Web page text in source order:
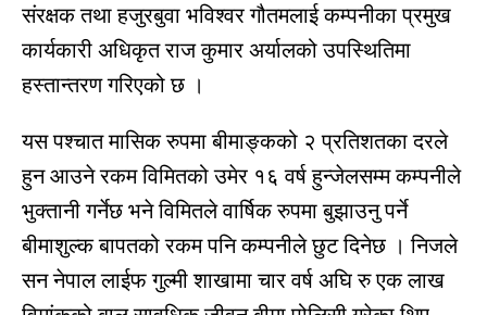
संरक्षक तथा हजुरबुवा भविश्वर गौतमलाई कम्पनीका प्रमुख
कार्यकारी अधिकृत राज कुमार अर्यालको उपस्थितिमा
हस्तान्तरण गरिएको छ ।
यस पश्चात मासिक रुपमा बीमाङ्कको २ प्रतिशतका दरले
हुन आउने रकम विमितको उमेर १६ वर्ष हुन्जेलसम्म कम्पनीले
भुक्तानी गर्नेछ भने विमितले वार्षिक रुपमा बुझाउनु पर्ने
बीमाशुल्क बापतको रकम पनि कम्पनीले छुट दिनेछ । निजले
सन नेपाल लाईफ गुल्मी शाखामा चार वर्ष अघि रु एक लाख